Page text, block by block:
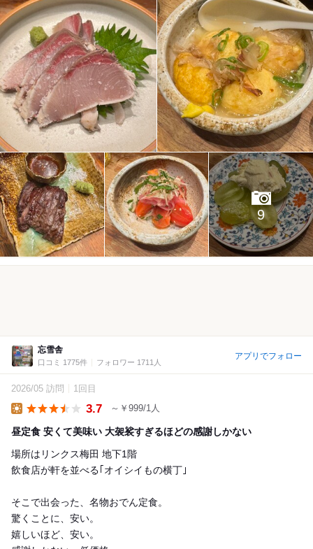
9
忘雪舎
口コミ 1775件 フォロワー 1711人
アプリでフォロー
2026/05 訪問 1回目
3.7 ～￥999/1人
昼定食 安くて美味い 大袈裟すぎるほどの感謝しかない
場所はリンクス梅田 地下1階
飲食店が軒を並べる｢オイシイもの横丁｣
そこで出会った、名物おでん定食。
驚くことに、安い。
嬉しいほど、安い。